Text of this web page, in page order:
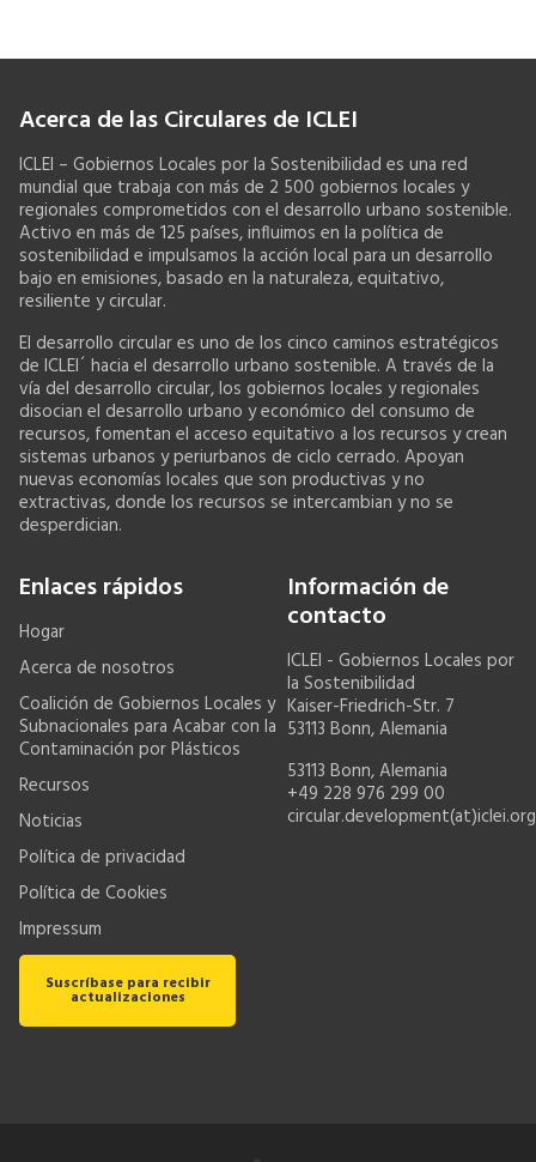
Acerca de las Circulares de ICLEI
ICLEI – Gobiernos Locales por la Sostenibilidad es una red
mundial que trabaja con más de 2 500 gobiernos locales y
regionales comprometidos con el desarrollo urbano sostenible.
Activo en más de 125 países, influimos en la política de
sostenibilidad e impulsamos la acción local para un desarrollo
bajo en emisiones, basado en la naturaleza, equitativo,
resiliente y circular.
El desarrollo circular es uno de los cinco caminos estratégicos
de ICLEI´ hacia el desarrollo urbano sostenible. A través de la
vía del desarrollo circular, los gobiernos locales y regionales
disocian el desarrollo urbano y económico del consumo de
recursos, fomentan el acceso equitativo a los recursos y crean
sistemas urbanos y periurbanos de ciclo cerrado. Apoyan
nuevas economías locales que son productivas y no
extractivas, donde los recursos se intercambian y no se
desperdician.
Enlaces rápidos
Hogar
Acerca de nosotros
Coalición de Gobiernos Locales y
Subnacionales para Acabar con la
Contaminación por Plásticos
Recursos
Noticias
Política de privacidad
Política de Cookies
Impressum
Suscríbase para recibir
actualizaciones
Información de
contacto
ICLEI - Gobiernos Locales por
la Sostenibilidad
Kaiser-Friedrich-Str. 7
53113 Bonn, Alemania
53113 Bonn, Alemania
+49 228 976 299 00
circular.development(at)iclei.org